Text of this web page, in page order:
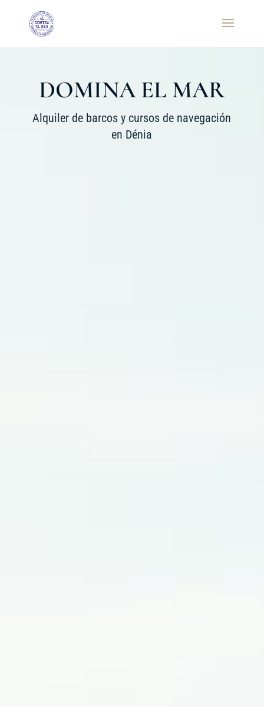
DOMINA EL MAR
Alquiler de barcos y cursos de navegación
en Dénia